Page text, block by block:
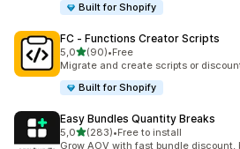
Built for Shopify
FC ‑ Functions Creator Scripts
5,05 yıldız üzerinden
(90)
toplam 90 değerlendirme
•Free
Migrate and create scripts or
Built for Shopify
Easy Bundles Quantity Breaks
5,05 yıldız üzerinden
(283)
toplam 283 değerlendirme
•Free to install
Grow AOV with fast bundle discount,